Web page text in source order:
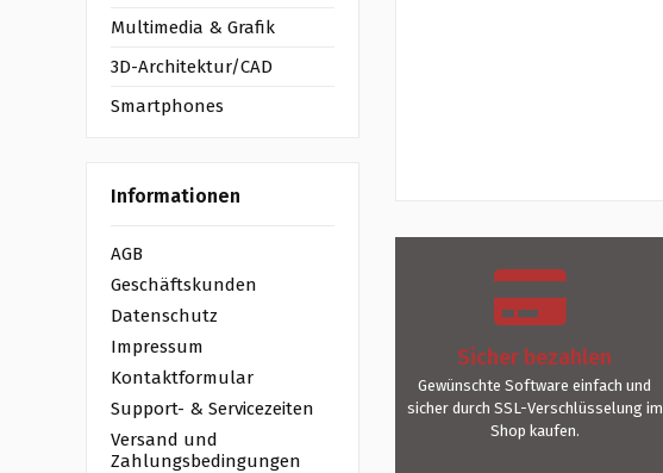
Multimedia & Grafik
3D-Architektur/CAD
Smartphones
Informationen
AGB
Geschäftskunden
Datenschutz
Impressum
Kontaktformular
Support- & Servicezeiten
Versand und
Zahlungsbedingungen
Sicher bezahlen
Gewünschte Software einfach und
sicher durch SSL-Verschlüsselung im
Shop kaufen.